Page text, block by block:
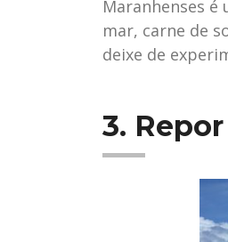
Maranhenses
mar, carne de
deixe de
3.